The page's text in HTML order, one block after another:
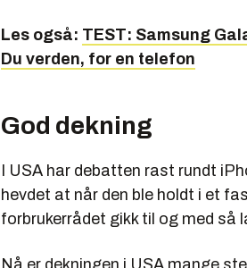
Les også: TEST: Samsung
Du verden, for en telefon
God dekning
I USA har debatten rast rundt
hevdet at når den ble holdt i et
forbrukerrådet gikk til og med så